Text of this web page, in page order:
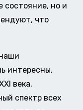
состояние, но и
что
интересны.
века,
спектр всех